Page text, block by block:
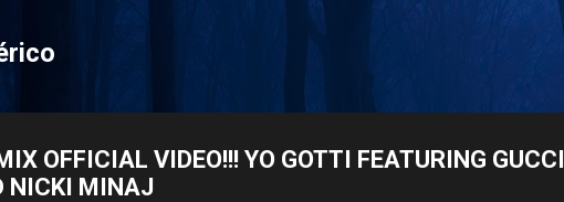
OFFICIAL VIDEO!!! YO GOTTI FEATURING GUCCI
NICKI MINAJ